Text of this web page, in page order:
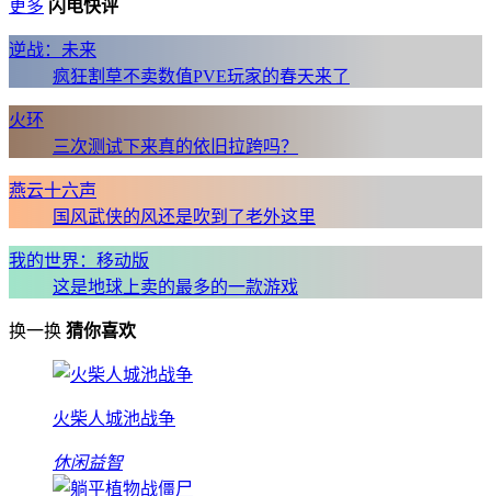
更多 闪电快评
逆战：未来
疯狂割草不卖数值PVE玩家的春天来了
火环
三次测试下来真的依旧拉跨吗？
燕云十六声
国风武侠的风还是吹到了老外这里
我的世界：移动版
这是地球上卖的最多的一款游戏
换一换 猜你喜欢
火柴人城池战争
休闲益智